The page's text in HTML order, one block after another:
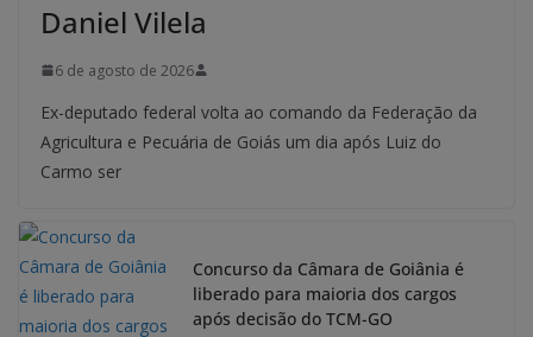
Daniel Vilela
6 de agosto de 2026
Ex-deputado federal volta ao comando da Federação da
Agricultura e Pecuária de Goiás um dia após Luiz do
Carmo ser
Concurso da Câmara de Goiânia é
liberado para maioria dos cargos
após decisão do TCM-GO